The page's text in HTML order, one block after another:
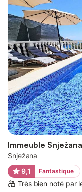
Immeuble Snježana
Snježana
9,1
Fantastique
Très bien noté par